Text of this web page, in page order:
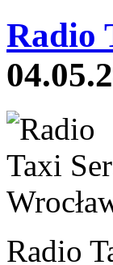
Radio
Radio